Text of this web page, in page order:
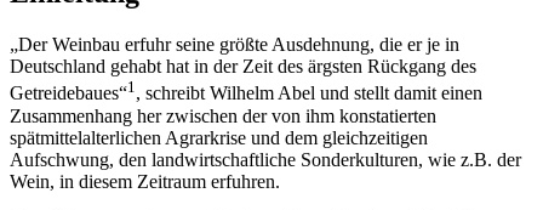
„Der Weinbau erfuhr seine größte Ausdehnung, die er je in
Deutschland gehabt hat in der Zeit des ärgsten Rückgang des
Getreidebaues“1, schreibt Wilhelm Abel und stellt damit einen
Zusammenhang her zwischen der von ihm konstatierten
spätmittelalterlichen Agrarkrise und dem gleichzeitigen
Aufschwung, den landwirtschaftliche Sonderkulturen, wie z.B. der
Wein, in diesem Zeitraum erfuhren.